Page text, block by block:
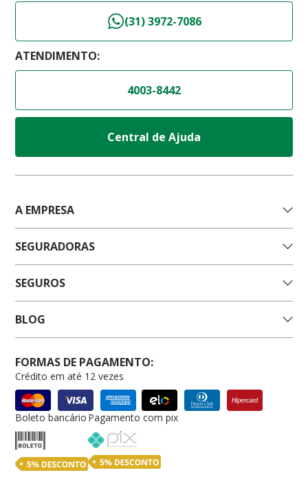
(31) 3972-7086
ATENDIMENTO:
4003-8442
Central de Ajuda
A EMPRESA
SEGURADORAS
SEGUROS
BLOG
FORMAS DE PAGAMENTO:
Crédito em até 12 vezes
Boleto bancário Pagamento com pix